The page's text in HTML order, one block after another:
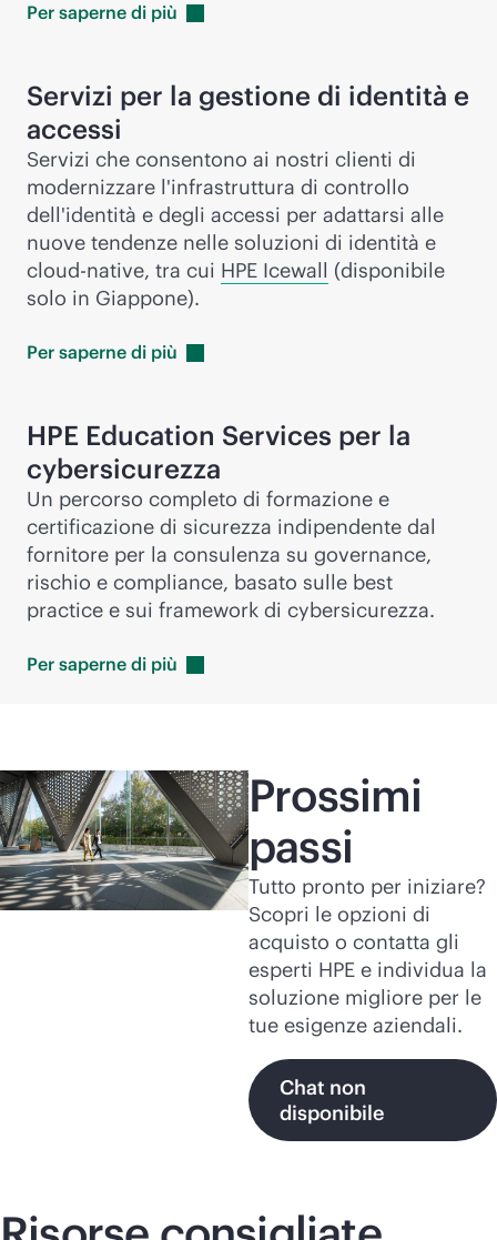
Per saperne di più
Servizi per la gestione di identità e
accessi
Servizi che consentono ai nostri clienti di
modernizzare l'infrastruttura di controllo
dell'identità e degli accessi per adattarsi alle
nuove tendenze nelle soluzioni di identità e
cloud-native, tra cui HPE Icewall (disponibile
solo in Giappone).
Per saperne di più
HPE Education Services per la
cybersicurezza
Un percorso completo di formazione e
certificazione di sicurezza indipendente dal
fornitore per la consulenza su governance,
rischio e compliance, basato sulle best
practice e sui framework di cybersicurezza.
Per saperne di più
Prossimi
passi
Tutto pronto per iniziare?
Scopri le opzioni di
acquisto o contatta gli
esperti HPE e individua la
soluzione migliore per le
tue esigenze aziendali.
Chat non
disponibile